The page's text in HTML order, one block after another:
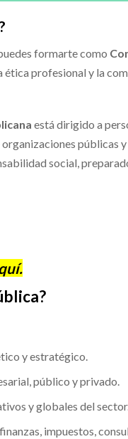
formarte como
ética profesional y la
está dirigido a
públicas
social,
y estratégico.
público y privado.
y globales del
impuestos,